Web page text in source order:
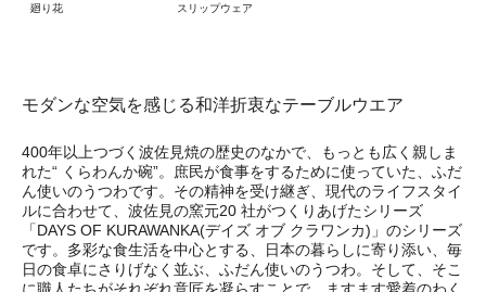
廻り花 スリップウェア
モダンな空気を感じる和洋折衷なテーブルウエア
400年以上つづく波佐見焼の歴史のなかで、もっとも広く親しま
れた“ くらわんか碗”。庶民が食事をするために使っていた、ふだ
ん使いのうつわです。その精神を受け継ぎ、現代のライフスタイ
ルに合わせて、波佐見の窯元20 社がつくりあげたシリーズ
「DAYS OF KURAWANKA(デイズ オブ クラワンカ)」のシリーズ
です。多彩な食生活を中心とする、日本の暮らしに寄り添い、毎
日の食卓にさりげなく並ぶ、ふだん使いのうつわ。そして、そこ